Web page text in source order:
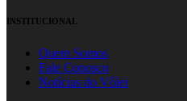
INSTITUCIONAL
Quem Somos
Fale Conosco
Notícias do Vôlei